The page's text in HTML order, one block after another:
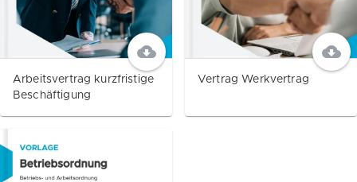
Arbeitsvertrag kurzfristige
Beschäftigung
Vertrag Werkvertrag